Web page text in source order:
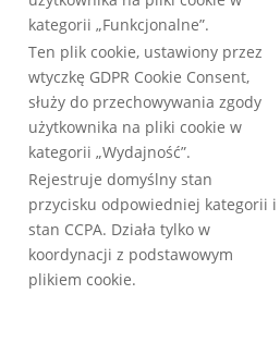
kategorii „Funkcjonalne”.
Ten plik cookie, ustawiony przez
wtyczkę GDPR Cookie Consent,
służy do przechowywania zgody
użytkownika na pliki cookie w
kategorii „Wydajność”.
Rejestruje domyślny stan
przycisku odpowiedniej kategorii i
stan CCPA. Działa tylko w
koordynacji z podstawowym
plikiem cookie.